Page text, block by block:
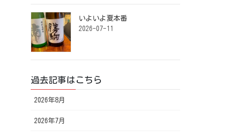
いよいよ夏本番️ ⁡
2026-07-11
過去記事はこちら
2026年8月
2026年7月